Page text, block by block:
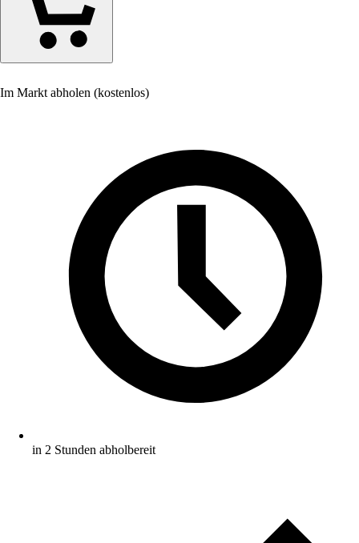
Im Markt abholen (kostenlos)
in 2 Stunden abholbereit